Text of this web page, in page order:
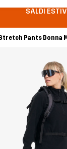
SALDI
Pants Donna